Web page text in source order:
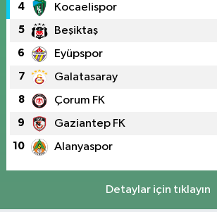
4 Kocaelispor
5 Beşiktaş
6 Eyüpspor
7 Galatasaray
8 Çorum FK
9 Gaziantep FK
10 Alanyaspor
Detaylar için tıklayın